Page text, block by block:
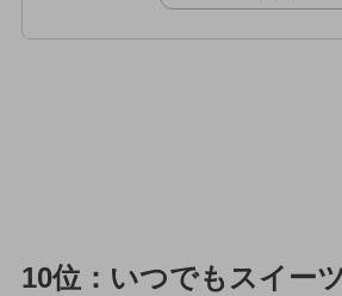
10位：いつでもスイー